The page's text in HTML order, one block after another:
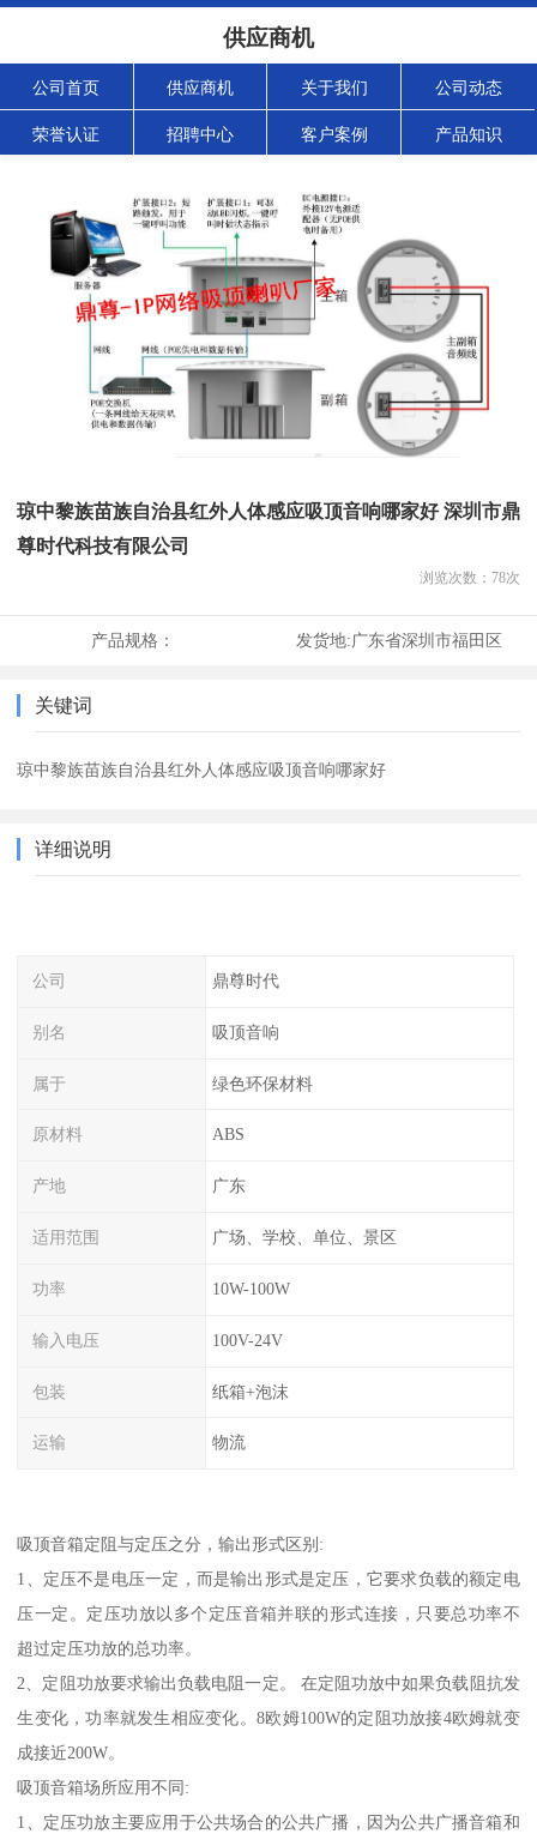
供应商机
公司首页 供应商机 关于我们 公司动态
荣誉认证 招聘中心 客户案例 产品知识
琼中黎族苗族自治县红外人体感应吸顶音响哪家好 深圳市鼎
尊时代科技有限公司
浏览次数： 78次
产品规格： 发货地:广东省深圳市福田区
关键词
琼中黎族苗族自治县红外人体感应吸顶音响哪家好
详细说明
公司 鼎尊时代
别名 吸顶音响
属于 绿色环保材料
原材料 ABS
产地 广东
适用范围 广场、学校、单位、景区
功率 10W-100W
输入电压 100V-24V
包装 纸箱+泡沫
运输 物流
吸顶音箱定阻与定压之分，输出形式区别:
1、定压不是电压一定，而是输出形式是定压，它要求负载的额定电
压一定。定压功放以多个定压音箱并联的形式连接，只要总功率不
超过定压功放的总功率。
2、定阻功放要求输出负载电阻一定。 在定阻功放中如果负载阻抗发
生变化，功率就发生相应变化。8欧姆100W的定阻功放接4欧姆就变
成接近200W。
吸顶音箱场所应用不同:
1、定压功放主要应用于公共场合的公共广播，因为公共广播音箱和